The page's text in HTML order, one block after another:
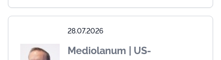
28.07.2026
Mediolanum | US-